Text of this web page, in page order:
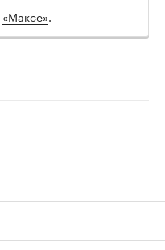
«Максе».